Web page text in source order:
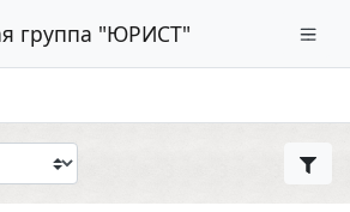
группа "ЮРИСТ"